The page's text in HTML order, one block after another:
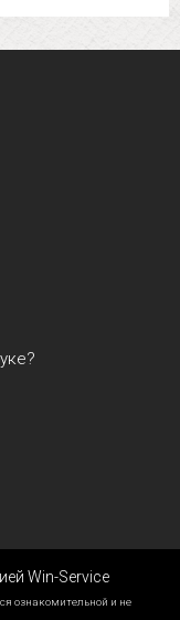
Win-Service
ознакомительной и не